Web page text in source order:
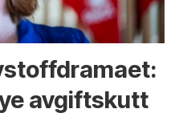
avgiftskutt